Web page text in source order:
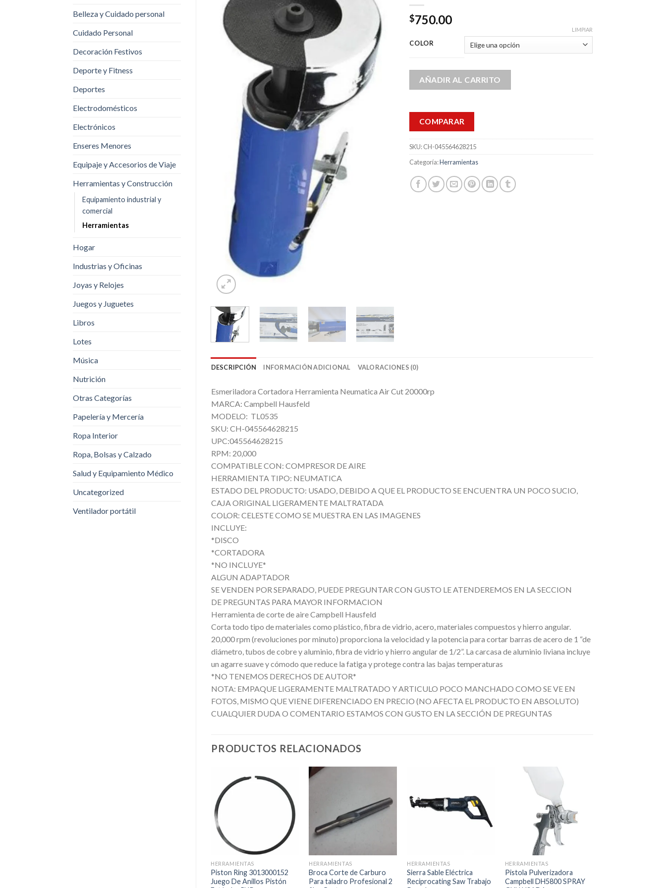
Belleza y Cuidado personal
Cuidado Personal
Decoración Festivos
Deporte y Fitness
Deportes
Electrodomésticos
Electrónicos
Enseres Menores
Equipaje y Accesorios de Viaje
Herramientas y Construcción
Equipamiento industrial y
comercial
Herramientas
Hogar
Industrias y Oficinas
Joyas y Relojes
Juegos y Juguetes
Libros
Lotes
Música
Nutrición
Otras Categorías
Papelería y Mercería
Ropa Interior
Ropa, Bolsas y Calzado
Salud y Equipamiento Médico
Uncategorized
Ventilador portátil
$750.00
COLOR
LIMPIAR
AÑADIR AL CARRITO
COMPARAR
SKU:CH-045564628215
Categoría:Herramientas
DESCRIPCIÓN INFORMACIÓN ADICIONAL VALORACIONES (0)
Esmeriladora Cortadora Herramienta Neumatica Air Cut 20000rp
MARCA: Campbell Hausfeld
MODELO: TL0535
SKU: CH-045564628215
UPC:045564628215
RPM: 20,000
COMPATIBLE CON: COMPRESOR DE AIRE
HERRAMIENTA TIPO: NEUMATICA
ESTADO DEL PRODUCTO: USADO, DEBIDO A QUE EL PRODUCTO SE ENCUENTRA UN POCO SUCIO,
CAJA ORIGINAL LIGERAMENTE MALTRATADA
COLOR: CELESTE COMO SE MUESTRA EN LAS IMAGENES
INCLUYE:
*DISCO
*CORTADORA
*NO INCLUYE*
ALGUN ADAPTADOR
SE VENDEN POR SEPARADO, PUEDE PREGUNTAR CON GUSTO LE ATENDEREMOS EN LA SECCION
DE PREGUNTAS PARA MAYOR INFORMACION
Herramienta de corte de aire Campbell Hausfeld
Corta todo tipo de materiales como plástico, fibra de vidrio, acero, materiales compuestos y hierro angular.
20,000 rpm (revoluciones por minuto) proporciona la velocidad y la potencia para cortar barras de acero de 1 “de
diámetro, tubos de cobre y aluminio, fibra de vidrio y hierro angular de 1/2”. La carcasa de aluminio liviana incluye
un agarre suave y cómodo que reduce la fatiga y protege contra las bajas temperaturas
*NO TENEMOS DERECHOS DE AUTOR*
NOTA: EMPAQUE LIGERAMENTE MALTRATADO Y ARTICULO POCO MANCHADO COMO SE VE EN
FOTOS, MISMO QUE VIENE DIFERENCIADO EN PRECIO (NO AFECTA EL PRODUCTO EN ABSOLUTO)
CUALQUIER DUDA O COMENTARIO ESTAMOS CON GUSTO EN LA SECCIÓN DE PREGUNTAS
PRODUCTOS RELACIONADOS
Añadir
lista de
HERRAMIENTAS
Piston Ring 3013000152
Juego De Anillos Pistón
a la
lista de
deseos
HERRAMIENTAS
Broca Corte de Carburo
Para taladro Profesional 2
a la
lista de
deseos
HERRAMIENTAS
Sierra Sable Eléctrica
Reciprocating Saw Trabajo
deseos
HERRAMIENTAS
Pistola Pulverizadora
Campbell DH5800 SPRAY